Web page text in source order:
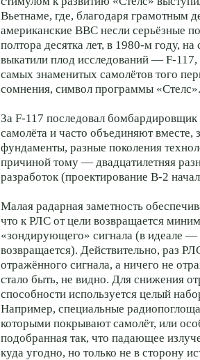
Вьетнаме, где, благодаря грамотным
американские ВВС несли серьёзные
полтора десятка лет, в 1980-м году, на
выкатили плод исследований — F-117,
самых знаменитых самолётов того
сомнения, символ программы «Стелс».
За F-117 последовал бомбардировщик
самолёта и часто объединяют вместе,
фундаменты, разные поколения
причиной тому — двадцатилетняя
разработок (проектирование B-2
Малая радарная заметность
что к РЛС от цели возвращается
«зондирующего» сигнала (в идеале —
возвращается). Действительно, раз
отражённого сигнала, а ничего не
стало быть, не видно. Для снижения
способности используется целый
Например, специальные
которыми покрывают самолёт, или
подобранная так, что падающее
куда угодно, но только не в сторону